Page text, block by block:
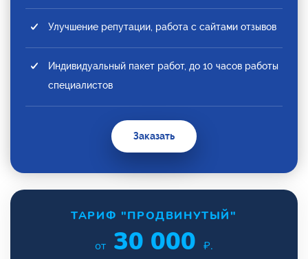
Улучшение репутации, работа с сайтами отзывов
Индивидуальный пакет работ, до 10 часов работы
специалистов
Заказать
ТАРИФ "ПРОДВИНУТЫЙ"
от 30 000 ₽.